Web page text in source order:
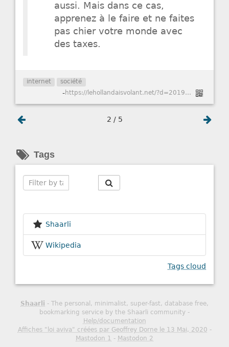
aussi. Mais dans ce cas,
apprenez à le faire et ne faites
pas chier votre monde avec
des taxes.
internet société
- https://lehollandaisvolant.net/?d=2019/01/17/17/21/55-aux-sites-qui-ne-veulent-pas-de-lindexation-par-google
2 / 5
Tags
Shaarli
Wikipedia
Tags cloud
Shaarli - The personal, minimalist, super-fast, database free,
bookmarking service by the Shaarli community -
Help/documentation
Affiches "loi aviva" créées par Geoffrey Dorne le 13 Mai, 2020 -
Mastodon 1 - Mastodon 2